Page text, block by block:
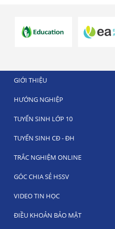
GIỚI THIỆU
HƯỚNG NGHIỆP
TUYỂN SINH LỚP 10
TUYỂN SINH CĐ - ĐH
TRẮC NGHIỆM ONLINE
GÓC CHIA SẺ HSSV
VIDEO TIN HỌC
ĐIỀU KHOẢN BẢO MẬT